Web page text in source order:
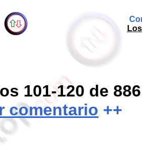
101-120 de 886
comentario ++